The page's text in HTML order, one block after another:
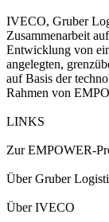
IVECO, Gruber
Zusammenarbeit
Entwicklung von
angelegten,
auf Basis der
Rahmen von
LINKS
Zur EMPOWER-
Über Gruber
Über IVECO